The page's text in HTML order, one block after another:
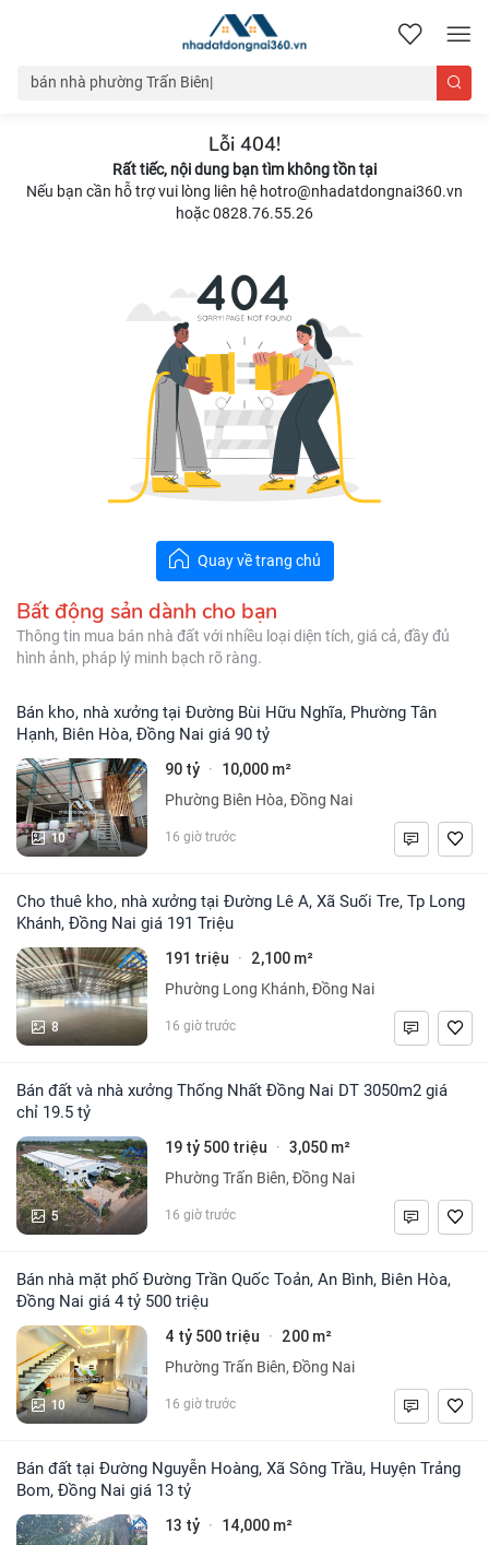
nhadatdongnai360.vn
Lỗi 404!
Rất tiếc, nội dung bạn tìm không tồn tại
Nếu bạn cần hỗ trợ vui lòng liên hệ hotro@nhadatdongnai360.vn
hoặc 0828.76.55.26
Quay về trang chủ
Bất động sản dành cho bạn
Thông tin mua bán nhà đất với nhiều loại diện tích, giá cả, đầy đủ
hình ảnh, pháp lý minh bạch rõ ràng.
Bán kho, nhà xưởng tại Đường Bùi Hữu Nghĩa, Phường Tân
Hạnh, Biên Hòa, Đồng Nai giá 90 tỷ
10
90 tỷ · 10,000 m²
Phường Biên Hòa, Đồng Nai
16 giờ trước
Cho thuê kho, nhà xưởng tại Đường Lê A, Xã Suối Tre, Tp Long
Khánh, Đồng Nai giá 191 Triệu
8
191 triệu · 2,100 m²
Phường Long Khánh, Đồng Nai
16 giờ trước
Bán đất và nhà xưởng Thống Nhất Đồng Nai DT 3050m2 giá
chỉ 19.5 tỷ
5
19 tỷ 500 triệu · 3,050 m²
Phường Trấn Biên, Đồng Nai
16 giờ trước
Bán nhà mặt phố Đường Trần Quốc Toản, An Bình, Biên Hòa,
Đồng Nai giá 4 tỷ 500 triệu
10
4 tỷ 500 triệu · 200 m²
Phường Trấn Biên, Đồng Nai
16 giờ trước
Bán đất tại Đường Nguyễn Hoàng, Xã Sông Trầu, Huyện Trảng
Bom, Đồng Nai giá 13 tỷ
13 tỷ · 14,000 m²